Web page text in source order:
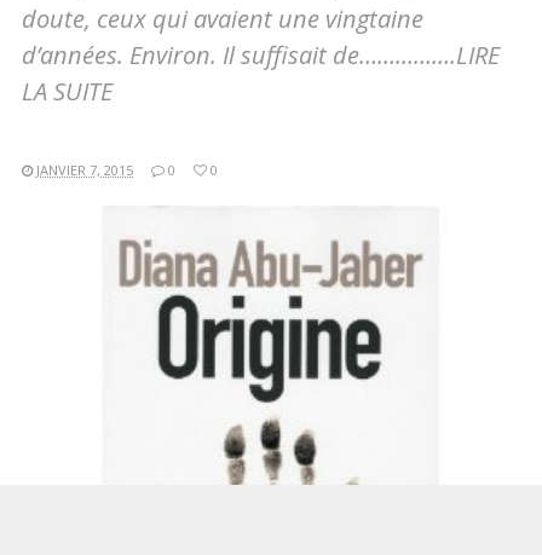
doute, ceux qui avaient une vingtaine
d’années. Environ. Il suffisait de…………….LIRE
LA SUITE
JANVIER 7, 2015 0 0
LIRE LA SUITE